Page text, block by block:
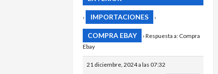
› IMPORTACIONES ›
COMPRA EBAY › Respuesta a: Compra
Ebay
21 diciembre, 2024 a las 07:32